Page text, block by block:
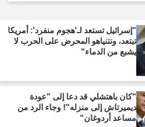
"إسرائيل تستعد لـ'هجوم منفرد': أمريكا
تبتعد، ونتنياهو المحرض على الحرب لا
يشبع من الدماء"
"كان باهتشلي قد دعا إلى "عودة
ديميرتاش إلى منزله"! وجاء الرد من
مساعد أردوغان"